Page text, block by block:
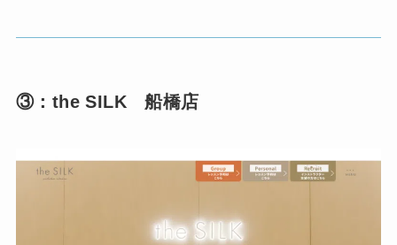
③：the SILK 船橋店